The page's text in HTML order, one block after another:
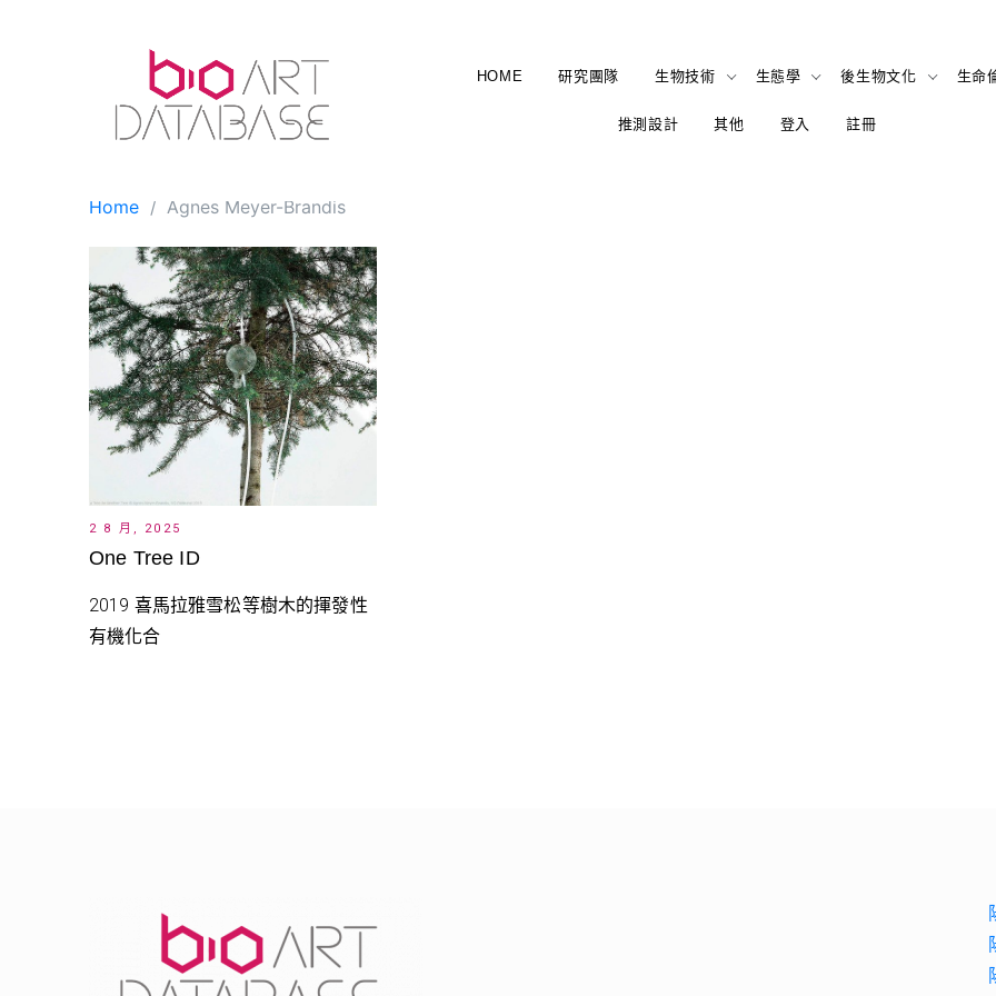
HOME 研究團隊 生物技術 生態學 後生物文化 生命
推測設計 其他 登入 註冊
Home Agnes Meyer-Brandis
2 8 月, 2025
One Tree ID
2019 喜馬拉雅雪松等樹木的揮發性
有機化合